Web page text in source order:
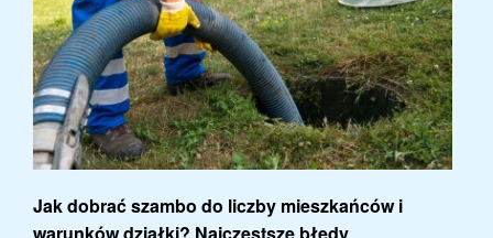
Jak dobrać szambo do liczby mieszkańców i